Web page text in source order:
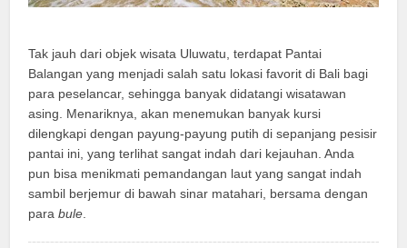
Tak jauh dari objek wisata Uluwatu, terdapat Pantai
Balangan yang menjadi salah satu lokasi favorit di Bali bagi
para peselancar, sehingga banyak didatangi wisatawan
asing. Menariknya, akan menemukan banyak kursi
dilengkapi dengan payung-payung putih di sepanjang pesisir
pantai ini, yang terlihat sangat indah dari kejauhan. Anda
pun bisa menikmati pemandangan laut yang sangat indah
sambil berjemur di bawah sinar matahari, bersama dengan
parabule